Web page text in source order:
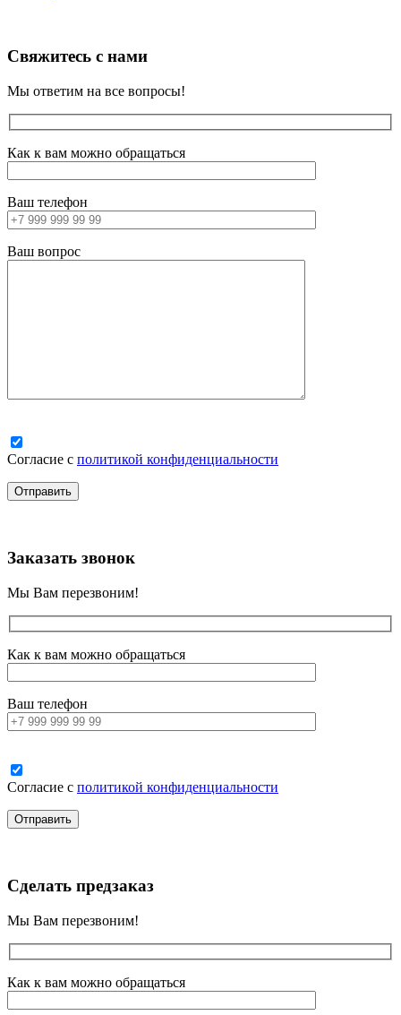
Свяжитесь с нами
Мы ответим на все вопросы!
Как к вам можно обращаться
Ваш телефон
Ваш вопрос
Согласие с политикой конфиденциальности
Заказать звонок
Мы Вам перезвоним!
Как к вам можно обращаться
Ваш телефон
Согласие с политикой конфиденциальности
Сделать предзаказ
Мы Вам перезвоним!
Как к вам можно обращаться